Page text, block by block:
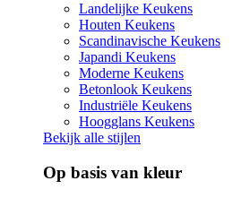
Landelijke Keukens
Houten Keukens
Scandinavische Keukens
Japandi Keukens
Moderne Keukens
Betonlook Keukens
Industriële Keukens
Hoogglans Keukens
Bekijk alle stijlen
Op basis van kleur